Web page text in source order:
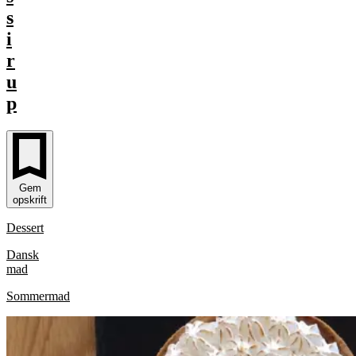
s
i
r
u
p
Gem
opskrift
Dessert
Dansk
mad
Sommermad